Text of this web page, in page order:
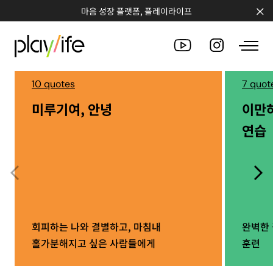
마음 성장 플랫폼, 플레이라이프
PEOPLE
QUOTE
COUNSELING
10 quotes
미루기여, 안녕
회피하는 나와 결별하고, 마침내
홀가분해지고 싶은 사람들에게
7
이만
연습
완벽한
훈련